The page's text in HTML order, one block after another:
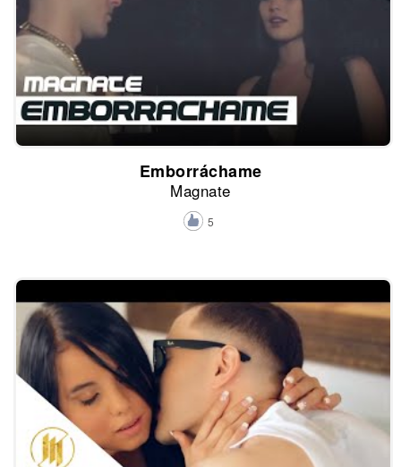
Emborráchame
Magnate
5